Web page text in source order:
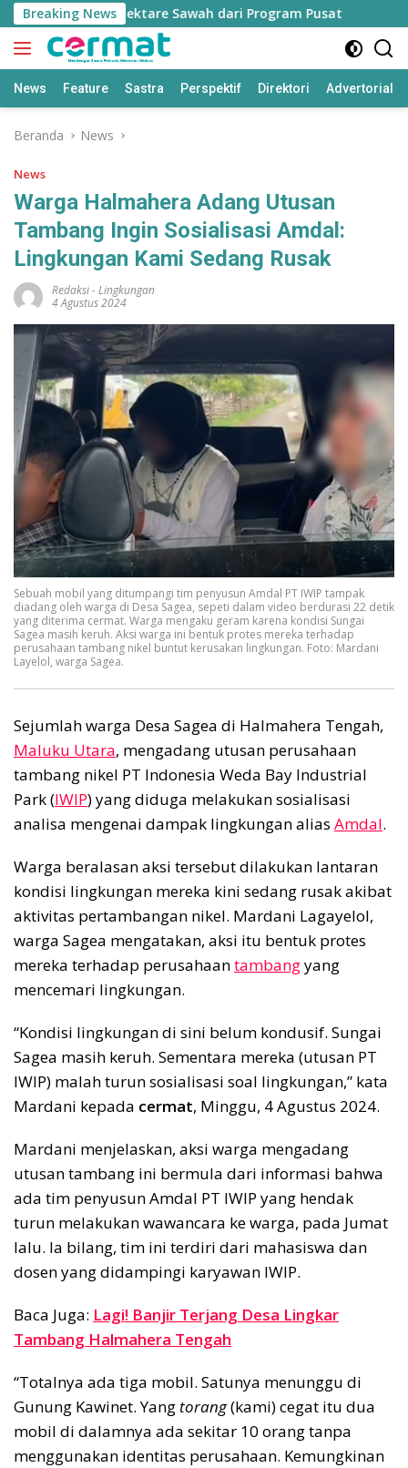
Langsung
ke
konten
Breaking News
7.500 Hektare Sawah dari Program Pusat
News Feature Sastra Perspektif Direktori Advertorial
Beranda News
News
Warga Halmahera Adang Utusan
Tambang Ingin Sosialisasi Amdal:
Lingkungan Kami Sedang Rusak
Redaksi-Lingkungan
4 Agustus 2024
Sebuah mobil yang ditumpangi tim penyusun Amdal PT IWIP tampak
diadang oleh warga di Desa Sagea, sepeti dalam video berdurasi 22 detik
yang diterima cermat. Warga mengaku geram karena kondisi Sungai
Sagea masih keruh. Aksi warga ini bentuk protes mereka terhadap
perusahaan tambang nikel buntut kerusakan lingkungan. Foto: Mardani
Layelol, warga Sagea.
Sejumlah warga Desa Sagea di Halmahera Tengah,
Maluku Utara, mengadang utusan perusahaan
tambang nikel PT Indonesia Weda Bay Industrial
Park (IWIP) yang diduga melakukan sosialisasi
analisa mengenai dampak lingkungan alias Amdal.
Warga beralasan aksi tersebut dilakukan lantaran
kondisi lingkungan mereka kini sedang rusak akibat
aktivitas pertambangan nikel. Mardani Lagayelol,
warga Sagea mengatakan, aksi itu bentuk protes
mereka terhadap perusahaantambangyang
mencemari lingkungan.
“Kondisi lingkungan di sini belum kondusif. Sungai
Sagea masih keruh. Sementara mereka (utusan PT
IWIP) malah turun sosialisasi soal lingkungan,” kata
Mardani kepada cermat, Minggu, 4 Agustus 2024.
Mardani menjelaskan, aksi warga mengadang
utusan tambang ini bermula dari informasi bahwa
ada tim penyusun Amdal PT IWIP yang hendak
turun melakukan wawancara ke warga, pada Jumat
lalu. Ia bilang, tim ini terdiri dari mahasiswa dan
dosen yang didampingi karyawan IWIP.
Baca Juga: Lagi! Banjir Terjang Desa Lingkar
Tambang Halmahera Tengah
“Totalnya ada tiga mobil. Satunya menunggu di
Gunung Kawinet. Yang torang(kami) cegat itu dua
mobil di dalamnya ada sekitar 10 orang tanpa
menggunakan identitas perusahaan. Kemungkinan